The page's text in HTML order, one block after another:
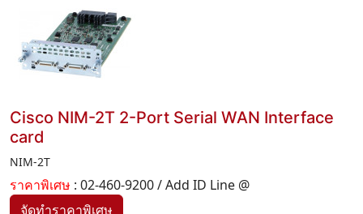
Cisco NIM-2T 2-Port Serial WAN Interface
card
NIM-2T
ราคาพิเศษ : 02-460-9200 / Add ID Line @